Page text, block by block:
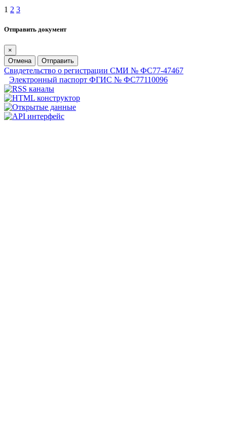
1 2 3
Отправить документ
×
Отмена
Отправить
Свидетельство о регистрации СМИ № ФС77-47467
Электронный паспорт ФГИС № ФС77110096